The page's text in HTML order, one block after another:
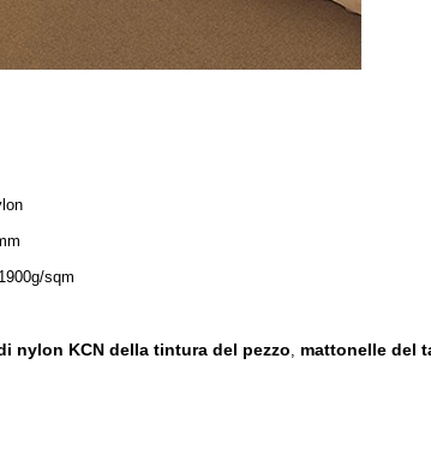
sqm
nylon KCN della tintura del pezzo, mattonelle del